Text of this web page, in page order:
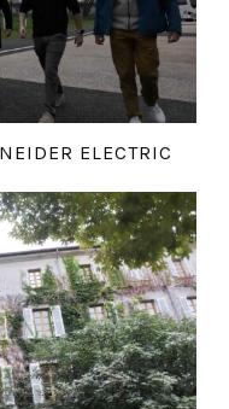
ELECTRIC